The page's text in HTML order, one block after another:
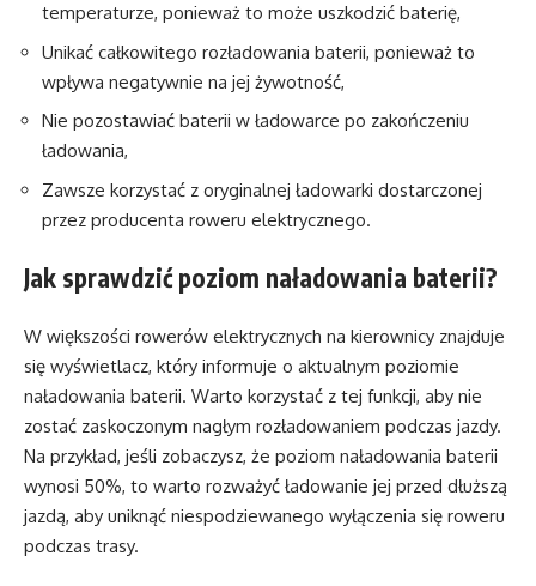
temperaturze, ponieważ to może uszkodzić baterię,
Unikać całkowitego rozładowania baterii, ponieważ to
wpływa negatywnie na jej żywotność,
Nie pozostawiać baterii w ładowarce po zakończeniu
ładowania,
Zawsze korzystać z oryginalnej ładowarki dostarczonej
przez producenta roweru elektrycznego.
Jak sprawdzić poziom naładowania baterii?
W większości rowerów elektrycznych na kierownicy znajduje
się wyświetlacz, który informuje o aktualnym poziomie
naładowania baterii. Warto korzystać z tej funkcji, aby nie
zostać zaskoczonym nagłym rozładowaniem podczas jazdy.
Na przykład, jeśli zobaczysz, że poziom naładowania baterii
wynosi 50%, to warto rozważyć ładowanie jej przed dłuższą
jazdą, aby uniknąć niespodziewanego wyłączenia się roweru
podczas trasy.